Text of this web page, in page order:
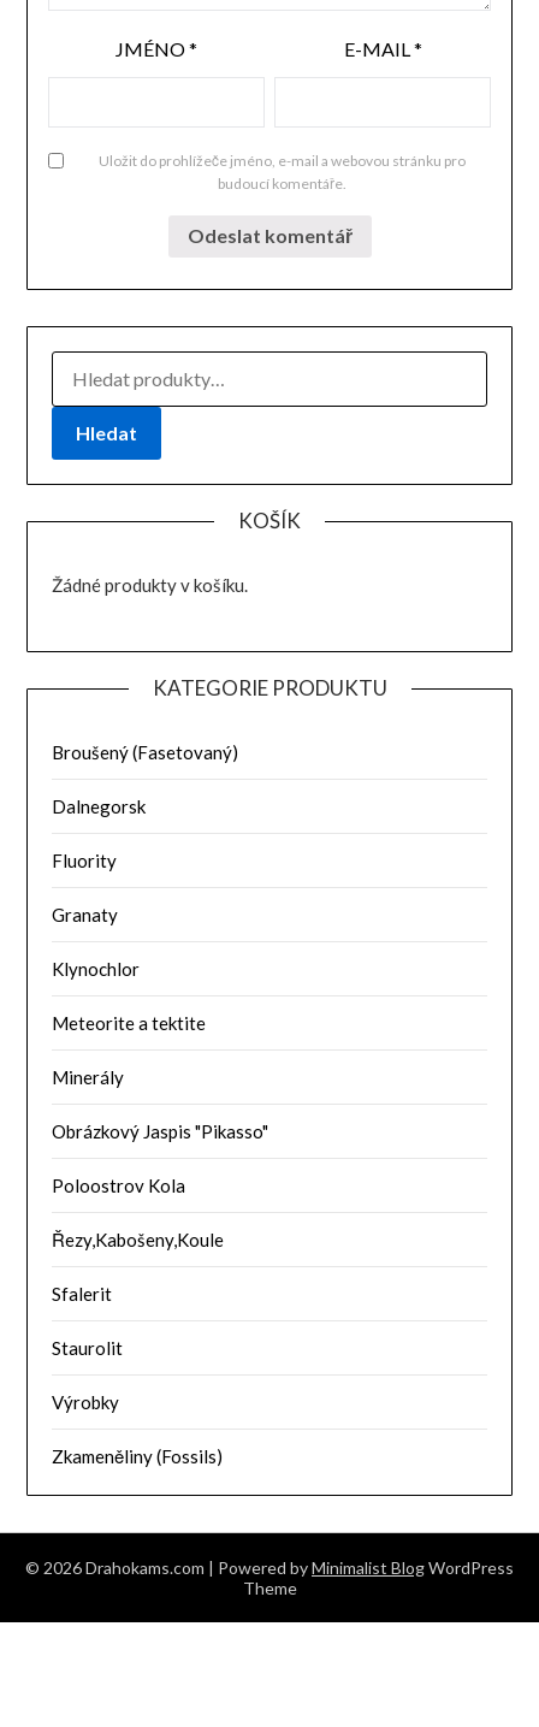
JMÉNO* E-MAIL *
Uložit do prohlížeče jméno, e-mail a webovou stránku pro
budoucí komentáře.
Hledat
KOŠÍK
Žádné produkty v košíku.
KATEGORIE PRODUKTU
Broušený (Fasetovaný)
Dalnegorsk
Fluority
Granaty
Klynochlor
Meteorite a tektite
Minerály
Obrázkový Jaspis "Pikasso"
Poloostrov Kola
Řezy,Kabošeny,Koule
Sfalerit
Staurolit
Výrobky
Zkameněliny (Fossils)
© 2026 Drahokams.com | Powered byMinimalist BlogWordPress
Theme